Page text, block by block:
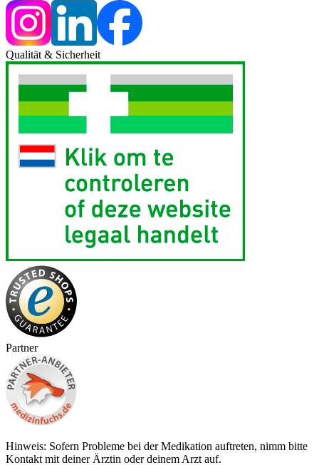
Qualität & Sicherheit
Partner
Hinweis: Sofern Probleme bei der Medikation auftreten, nimm bitte
Kontakt mit deiner Ärztin oder deinem Arzt auf.